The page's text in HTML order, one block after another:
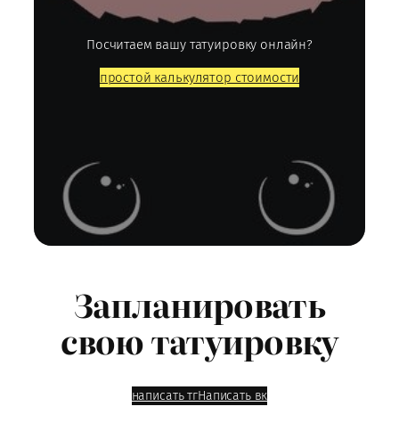
Посчитаем вашу татуировку онлайн?
простой калькулятор стоимости
Запланировать
свою татуировку
написать тгНаписать вк